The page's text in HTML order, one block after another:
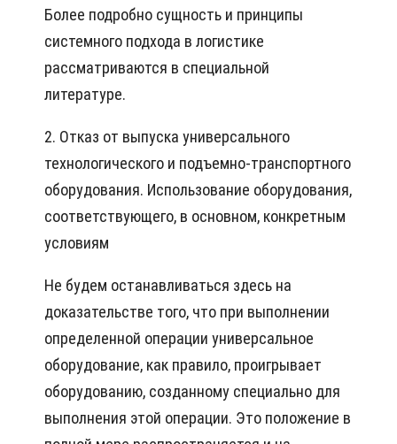
Более подробно сущность и принципы
системного подхода в логистике
рассматриваются в специальной
литературе.
2. Отказ от выпуска универсального
технологического и подъемно-транспортного
оборудования. Использование оборудования,
соответствующего, в основном, конкретным
условиям
Не будем останавливаться здесь на
доказательстве того, что при выполнении
определенной операции универсальное
оборудование, как правило, проигрывает
оборудованию, созданному специально для
выполнения этой операции. Это положение в